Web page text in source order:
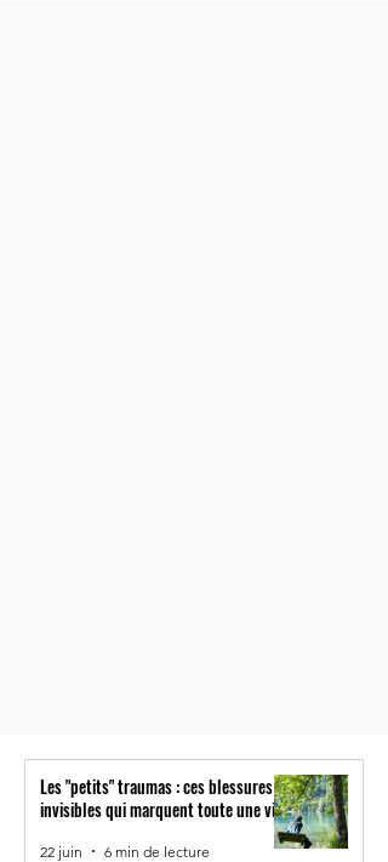
Les "petits" traumas : ces blessures
invisibles qui marquent toute une vie
22 juin 6 min de lecture